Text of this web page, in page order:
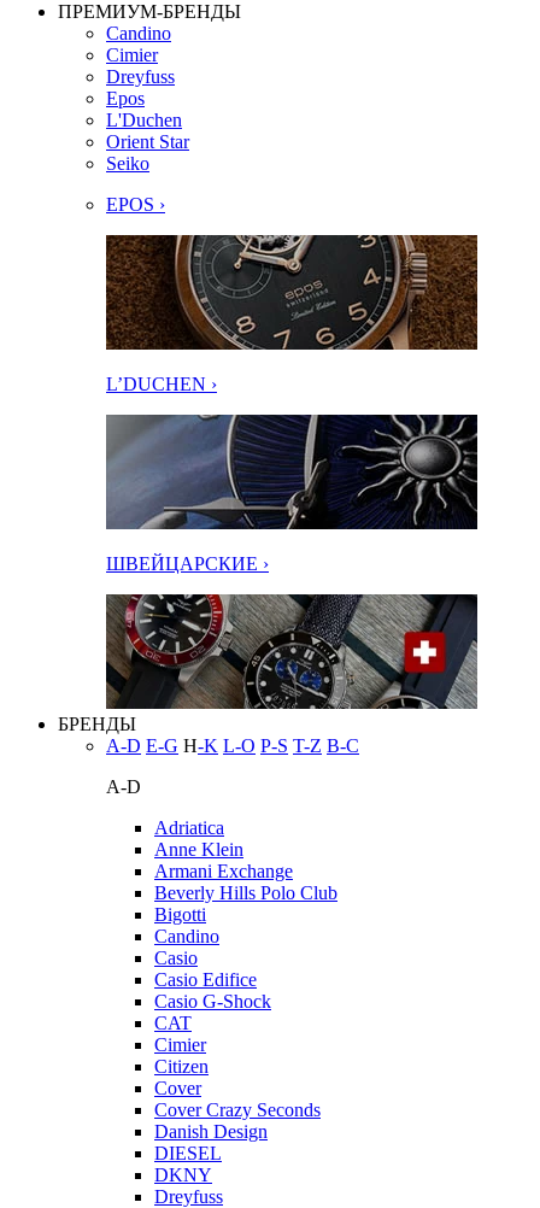
ПРЕМИУМ-БРЕНДЫ
Candino
Cimier
Dreyfuss
Epos
L'Duchen
Orient Star
Seiko
EPOS ›
L’DUCHEN ›
ШВЕЙЦАРСКИЕ ›
БРЕНДЫ
A-D E-G H-K L-O P-S T-Z В-С
A-D
Adriatica
Anne Klein
Armani Exchange
Beverly Hills Polo Club
Bigotti
Candino
Casio
Casio Edifice
Casio G-Shock
CAT
Cimier
Citizen
Cover
Cover Crazy Seconds
Danish Design
DIESEL
DKNY
Dreyfuss